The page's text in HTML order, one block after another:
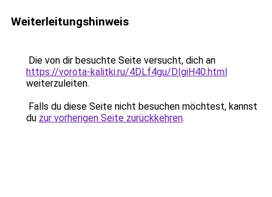
Weiterleitungshinweis
Die von dir besuchte Seite versucht, dich an
https://vorota-kalitki.ru/4DLf4gu/DIgiH40.html
weiterzuleiten.
Falls du diese Seite nicht besuchen möchtest, kannst
du zur vorherigen Seite zurückkehren.